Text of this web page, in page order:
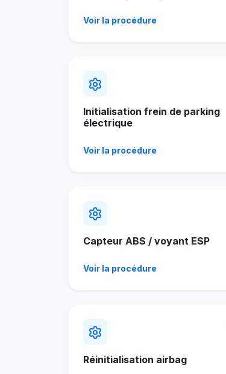
Voir la procédure
Initialisation frein de parking
électrique
Voir la procédure
Capteur ABS / voyant ESP
Voir la procédure
Réinitialisation airbag